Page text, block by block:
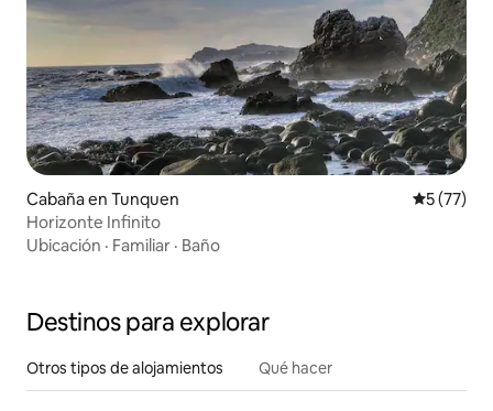
Cabaña en Tunquen
5 (77)
Horizonte Infinito
Ubicación · Familiar · Baño
Destinos para explorar
Otros tipos de alojamientos Qué hacer